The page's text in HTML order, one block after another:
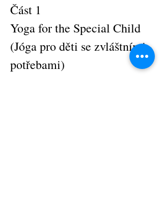
Část 1
Yoga for the Special Child
(Jóga pro děti se zvláštními
potřebami)